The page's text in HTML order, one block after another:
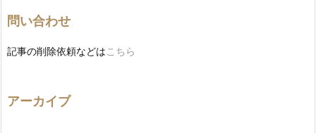
問い合わせ
記事の削除依頼などは こちら
アーカイブ